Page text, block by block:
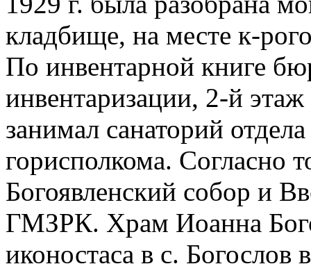
кладбище, на месте к-
По инвентарной книге
инвентаризации, 2-й
занимал санаторий
горисполкома. Согласно
Богоявленский собор и
ГМЗРК. Храм Иоанна
иконостаса в с.